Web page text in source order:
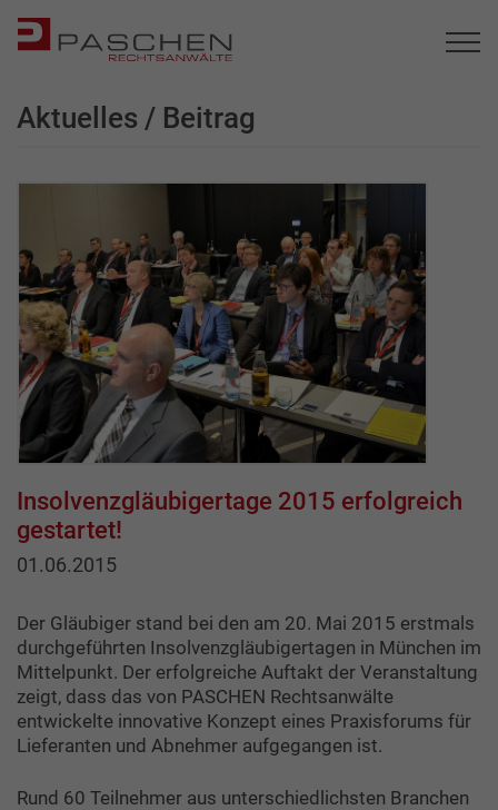
Aktuelles / Beitrag
Insolvenzgläubigertage 2015 erfolgreich
gestartet!
01.06.2015
Der Gläubiger stand bei den am 20. Mai 2015 erstmals
durchgeführten Insolvenzgläubigertagen in München im
Mittelpunkt. Der erfolgreiche Auftakt der Veranstaltung
zeigt, dass das von PASCHEN Rechtsanwälte
entwickelte innovative Konzept eines Praxisforums für
Lieferanten und Abnehmer aufgegangen ist.
Rund 60 Teilnehmer aus unterschiedlichsten Branchen